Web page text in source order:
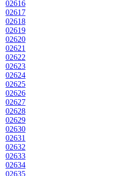
02616
02617
02618
02619
02620
02621
02622
02623
02624
02625
02626
02627
02628
02629
02630
02631
02632
02633
02634
02635